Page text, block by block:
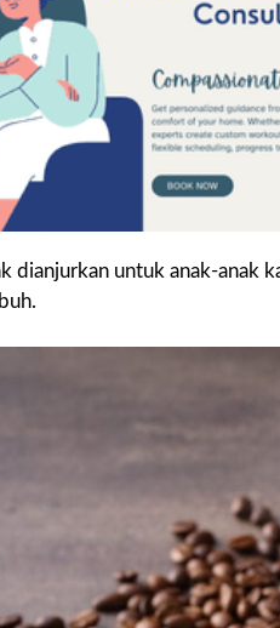
dianjurkan untuk anak-anak